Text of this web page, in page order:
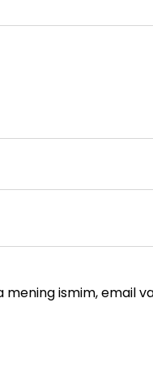
ismim, email